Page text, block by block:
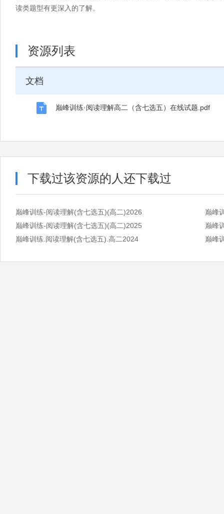
读类题型有更深入的了解。
资源列表
文档
巅峰训练·阅读理解高二（含七选五）在线试题.pdf
下载过该资源的人还下载过
巅峰训练-阅读理解(含七选五)(高二)2026
巅峰
巅峰训练-阅读理解(含七选五)(高二)2025
巅峰
巅峰训练.阅读理解(含七选五).高二2024
巅峰